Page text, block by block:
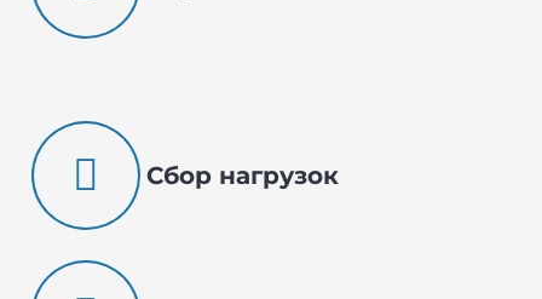
Сбор нагрузок